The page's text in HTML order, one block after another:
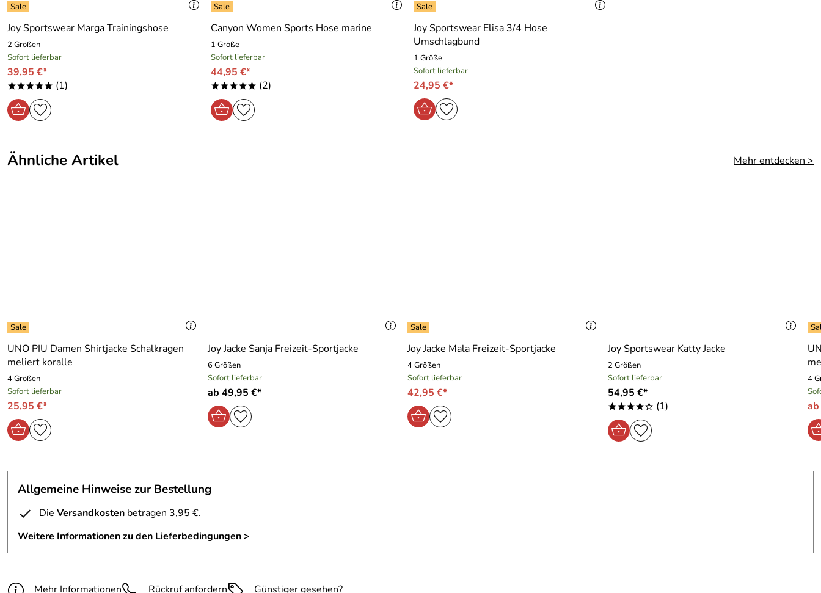
Joy Sportswear Marga Trainingshose
2 Größen
Sofort lieferbar
39,95 €*
***** (1)
Canyon Women Sports Hose marine
1 Größe
Sofort lieferbar
44,95 €*
***** (2)
Joy Sportswear Elisa 3/4 Hose
Umschlagbund
1 Größe
Sofort lieferbar
24,95 €*
Ähnliche Artikel Mehr entdecken >
UNO PIU Damen Shirtjacke Schalkragen
meliert koralle
4 Größen
Sofort lieferbar
25,95 €*
Joy Jacke Sanja Freizeit-Sportjacke
6 Größen
Sofort lieferbar
ab 49,95 €*
Joy Jacke Mala Freizeit-Sportjacke
4 Größen
Sofort lieferbar
42,95 €*
Joy Sportswear Katty Jacke
2 Größen
Sofort lieferbar
54,95 €*
****o (1)
4
Allgemeine Hinweise zur Bestellung
Die Versandkosten betragen 3,95 €.
Weitere Informationen zu den Lieferbedingungen >
Mehr Informationen Rückruf anfordern Günstiger gesehen?